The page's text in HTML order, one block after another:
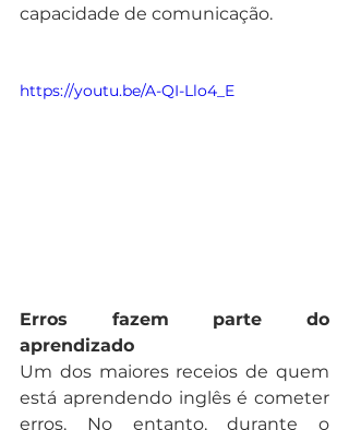
capacidade de comunicação.
https://youtu.be/A-QI-Llo4_E
Erros fazem parte do
aprendizado
Um dos maiores receios de quem
está aprendendo inglês é cometer
erros. No entanto, durante o